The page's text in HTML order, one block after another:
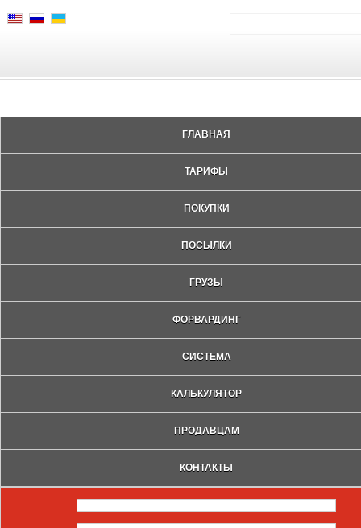
ГЛАВНАЯ
ТАРИФЫ
ПОКУПКИ
ПОСЫЛКИ
ГРУЗЫ
ФОРВАРДИНГ
СИСТЕМА
КАЛЬКУЛЯТОР
ПРОДАВЦАМ
КОНТАКТЫ